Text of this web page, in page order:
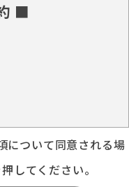
■
について同意される場
してください。